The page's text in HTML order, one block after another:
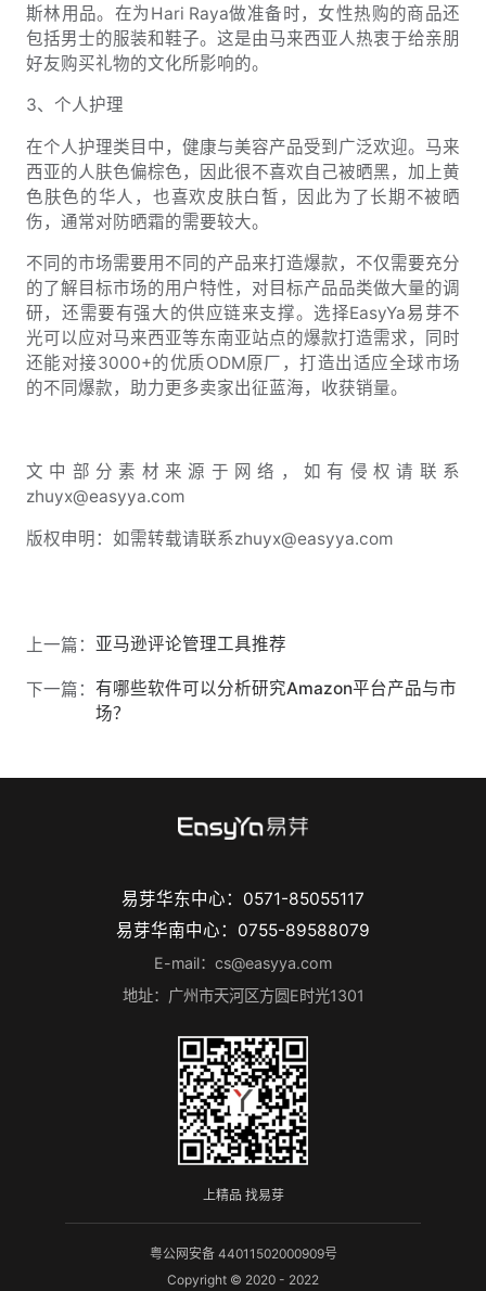
斯林用品。在为Hari Raya做准备时，女性热购的商品还
包括男士的服装和鞋子。这是由马来西亚人热衷于给亲朋
好友购买礼物的文化所影响的。
3、个人护理
在个人护理类目中，健康与美容产品受到广泛欢迎。马来
西亚的人肤色偏棕色，因此很不喜欢自己被晒黑，加上黄
色肤色的华人，也喜欢皮肤白皙，因此为了长期不被晒
伤，通常对防晒霜的需要较大。
不同的市场需要用不同的产品来打造爆款，不仅需要充分
的了解目标市场的用户特性，对目标产品品类做大量的调
研，还需要有强大的供应链来支撑。选择EasyYa易芽不
光可以应对马来西亚等东南亚站点的爆款打造需求，同时
还能对接3000+的优质ODM原厂，打造出适应全球市场
的不同爆款，助力更多卖家出征蓝海，收获销量。
文中部分素材来源于网络，如有侵权请联系
zhuyx@easyya.com
版权申明：如需转载请联系zhuyx@easyya.com
上一篇： 亚马逊评论管理工具推荐
下一篇： 有哪些软件可以分析研究Amazon平台产品与市
场？
易芽华东中心：0571-85055117
易芽华南中心：0755-89588079
E-mail：cs@easyya.com
地址：广州市天河区方圆E时光1301
上精品 找易芽
粤公网安备 44011502000909号
Copyright © 2020 - 2022